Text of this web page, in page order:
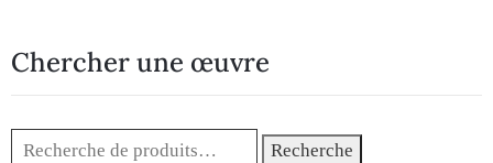
Chercher une œuvre
Recherche